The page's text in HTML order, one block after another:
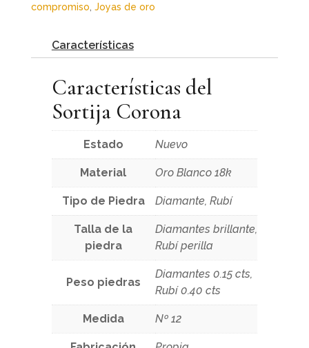
compromiso Joyas de oro
Características
Características del
Sortija Corona
Estado Nuevo
Material Oro Blanco 18k
Tipo de Piedra Diamante, Rubí
Talla de la
piedra
Diamantes brillante,
Rubí perilla
Peso piedras
Diamantes 0.15 cts,
Rubí 0.40 cts
Medida Nº 12